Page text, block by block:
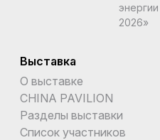
2026»
Выставка
О выставке
CHINA PAVILION
Разделы выставки
Список участников